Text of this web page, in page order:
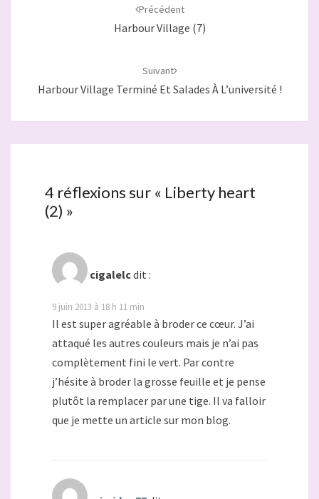
Précédent
Harbour Village (7)
Suivant
Harbour Village Terminé Et Salades À L’université !
4 réflexions sur « Liberty heart
(2) »
cigalelcdit :
9 juin 2013 à 18 h 11 min
Il est super agréable à broder ce cœur. J’ai
attaqué les autres couleurs mais je n’ai pas
complètement fini le vert. Par contre
j’hésite à broder la grosse feuille et je pense
plutôt la remplacer par une tige. Il va falloir
que je mette un article sur mon blog.